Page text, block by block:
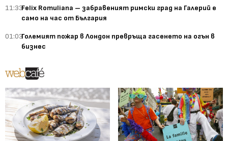
11:33Felix Romuliana – забравеният римски град на Галерий е
само на час от България
01:03Големият пожар в Лондон превръща гасенето на огън в
бизнес